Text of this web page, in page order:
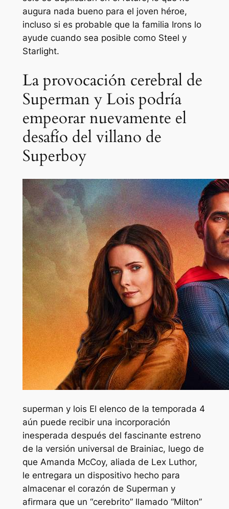
augura nada bueno para el joven héroe,
incluso si es probable que la familia Irons lo
ayude cuando sea posible como Steel y
Starlight.
La provocación cerebral de
Superman y Lois podría
empeorar nuevamente el
desafío del villano de
Superboy
superman y lois El elenco de la temporada 4
aún puede recibir una incorporación
inesperada después del fascinante estreno
de la versión universal de Brainiac, luego de
que Amanda McCoy, aliada de Lex Luthor,
le entregara un dispositivo hecho para
almacenar el corazón de Superman y
afirmara que un “cerebrito” llamado “Milton”